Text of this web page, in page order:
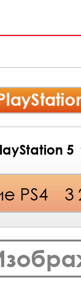
5
PS4 3